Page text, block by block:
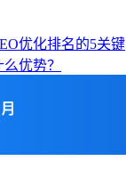
优化排名的5关键
优势？